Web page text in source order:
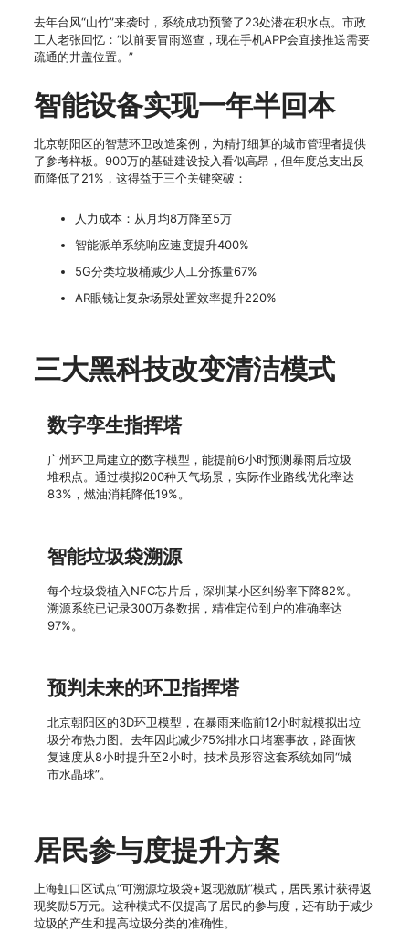
去年台风“山竹”来袭时，系统成功预警了23处潜在积水点。市政
工人老张回忆：“以前要冒雨巡查，现在手机APP会直接推送需要
疏通的井盖位置。”
智能设备实现一年半回本
北京朝阳区的智慧环卫改造案例，为精打细算的城市管理者提供
了参考样板。900万的基础建设投入看似高昂，但年度总支出反
而降低了21%，这得益于三个关键突破：
人力成本：从月均8万降至5万
智能派单系统响应速度提升400%
5G分类垃圾桶减少人工分拣量67%
AR眼镜让复杂场景处置效率提升220%
三大黑科技改变清洁模式
数字孪生指挥塔
广州环卫局建立的数字模型，能提前6小时预测暴雨后垃圾
堆积点。通过模拟200种天气场景，实际作业路线优化率达
83%，燃油消耗降低19%。
智能垃圾袋溯源
每个垃圾袋植入NFC芯片后，深圳某小区纠纷率下降82%。
溯源系统已记录300万条数据，精准定位到户的准确率达
97%。
预判未来的环卫指挥塔
北京朝阳区的3D环卫模型，在暴雨来临前12小时就模拟出垃
圾分布热力图。去年因此减少75%排水口堵塞事故，路面恢
复速度从8小时提升至2小时。技术员形容这套系统如同“城
市水晶球”。
居民参与度提升方案
上海虹口区试点“可溯源垃圾袋+返现激励”模式，居民累计获得返
现奖励5万元。这种模式不仅提高了居民的参与度，还有助于减少
垃圾的产生和提高垃圾分类的准确性。